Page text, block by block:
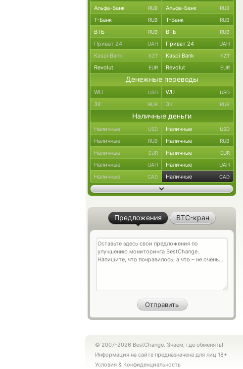
Альфа-Банк RUB Альфа-Банк RUB
Т-Банк RUB Т-Банк RUB
ВТБ RUB ВТБ RUB
Приват 24 UAH Приват 24 UAH
Kaspi Bank KZT Kaspi Bank KZT
Revolut EUR Revolut EUR
Денежные переводы
WU USD WU USD
ЗК RUB ЗК RUB
Наличные деньги
Наличные USD Наличные USD
Наличные RUB Наличные RUB
Наличные EUR Наличные EUR
Наличные UAH Наличные UAH
Наличные CAD Наличные CAD
Предложения BTC-кран
© 2007-2026 BestChange. Знаем, где обменять!
Информация на сайте предназначена для лиц 18+
Условия & Конфиденциальность